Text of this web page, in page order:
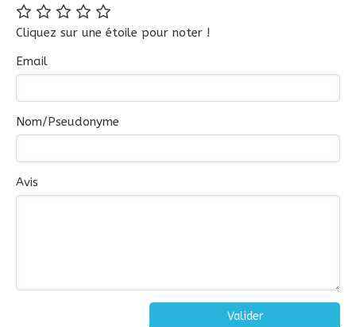
Cliquez sur une étoile pour noter !
Email
Nom/Pseudonyme
Avis
Valider